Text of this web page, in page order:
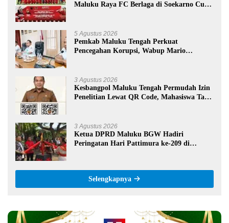
Maluku Raya FC Berlaga di Soekarno Cup
5 Agustus 2026
Pemkab Maluku Tengah Perkuat
Pencegahan Korupsi, Wabup Mario
3 Agustus 2026
Kesbangpol Maluku Tengah Permudah Izin
Penelitian Lewat QR Code, Mahasiswa Tak
3 Agustus 2026
Ketua DPRD Maluku BGW Hadiri
Peringatan Hari Pattimura ke-209 di
Selengkapnya